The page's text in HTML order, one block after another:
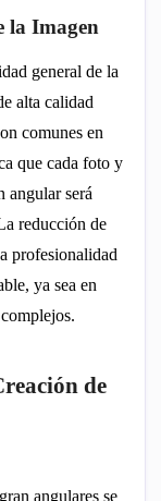
la Imagen
general de la
alta calidad
comunes en
que cada foto y
angular será
reducción de
profesionalidad
ya sea en
de
angulares se